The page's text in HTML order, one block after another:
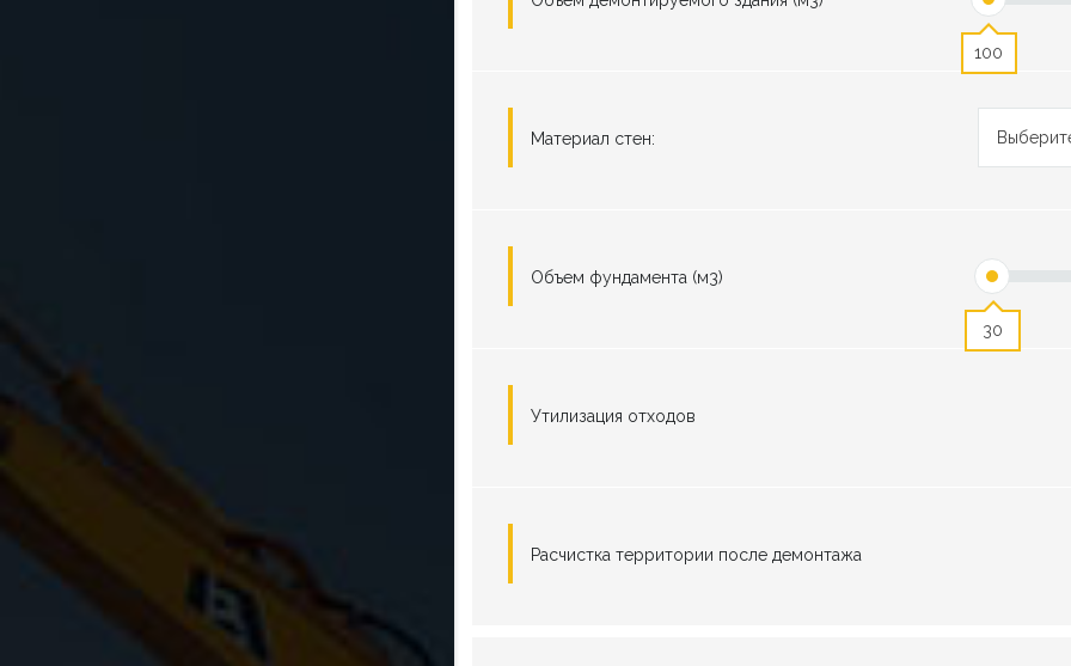
100
Материал стен:
Объем фундамента (м3)
30
Утилизация отходов
Расчистка территории после демонтажа